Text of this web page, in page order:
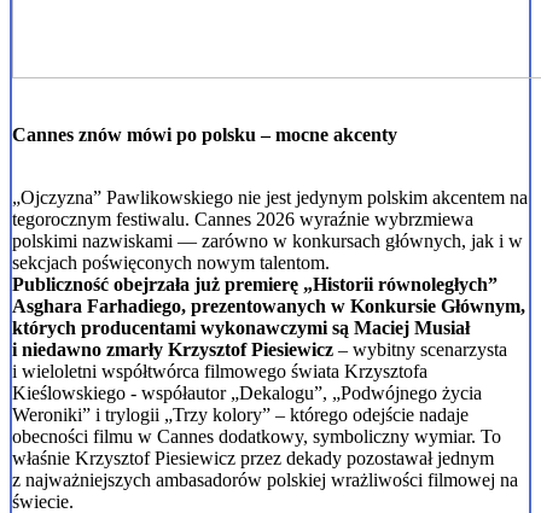
Cannes znów mówi po polsku – mocne akcenty
„Ojczyzna” Pawlikowskiego nie jest jedynym polskim akcentem na
tegorocznym festiwalu. Cannes 2026 wyraźnie wybrzmiewa
polskimi nazwiskami — zarówno w konkursach głównych, jak i w
sekcjach poświęconych nowym talentom.
Publiczność obejrzała już premierę „Historii równoległych”
Asghara Farhadiego, prezentowanych w Konkursie Głównym,
których producentami wykonawczymi są Maciej Musiał
i niedawno zmarły Krzysztof Piesiewicz – wybitny scenarzysta
i wieloletni współtwórca filmowego świata Krzysztofa
Kieślowskiego - współautor „Dekalogu”, „Podwójnego życia
Weroniki” i trylogii „Trzy kolory” – którego odejście nadaje
obecności filmu w Cannes dodatkowy, symboliczny wymiar. To
właśnie Krzysztof Piesiewicz przez dekady pozostawał jednym
z najważniejszych ambasadorów polskiej wrażliwości filmowej na
świecie.